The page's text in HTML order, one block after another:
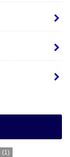
(1)